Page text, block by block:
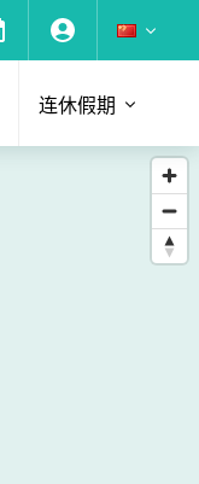
连休假期